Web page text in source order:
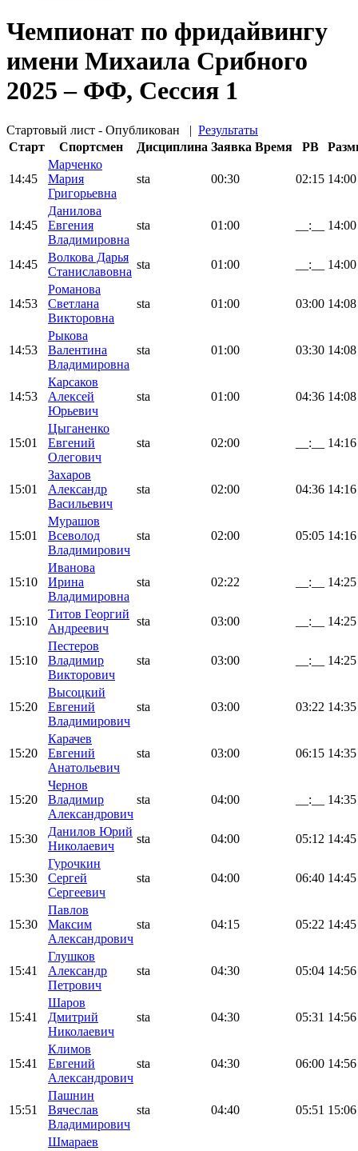
Чемпионат по фридайвингу
имени Михаила Срибного
2025 – ФФ, Сессия 1
Стартовый лист - Опубликован | Результаты
Старт
Спортсмен Дисциплина Заявка Время PB
14:45
Марченко
Мария
Григорьевна
sta 00:30 02:15 14:00
14:45
Данилова
Евгения
Владимировна
sta 01:00 __:__ 14:00
14:45
Волкова Дарья
Станиславовна
sta 01:00 __:__ 14:00
14:53
Романова
Светлана
Викторовна
sta 01:00 03:00 14:08
14:53
Рыкова
Валентина
Владимировна
sta 01:00 03:30 14:08
14:53
Карсаков
Алексей
Юрьевич
sta 01:00 04:36 14:08
15:01
Цыганенко
Евгений
Олегович
sta 02:00 __:__ 14:16
15:01
Захаров
Александр
Васильевич
sta 02:00 04:36 14:16
15:01
Мурашов
Всеволод
Владимирович
sta 02:00 05:05 14:16
15:10
Иванова
Ирина
Владимировна
sta 02:22 __:__ 14:25
15:10
Титов Георгий
Андреевич
sta 03:00 __:__ 14:25
15:10
Пестеров
Владимир
Викторович
sta 03:00 __:__ 14:25
15:20
Высоцкий
Евгений
Владимирович
sta 03:00 03:22 14:35
15:20
Карачев
Евгений
Анатольевич
sta 03:00 06:15 14:35
15:20
Чернов
Владимир
Александрович
sta 04:00 __:__ 14:35
15:30
Данилов Юрий
Николаевич
sta 04:00 05:12 14:45
15:30
Гурочкин
Сергей
Сергеевич
sta 04:00 06:40 14:45
15:30
Павлов
Максим
Александрович
sta 04:15 05:22 14:45
15:41
Глушков
Александр
Петрович
sta 04:30 05:04 14:56
15:41
Шаров
Дмитрий
Николаевич
sta 04:30 05:31 14:56
15:41
Климов
Евгений
Александрович
sta 04:30 06:00 14:56
15:51
Пашнин
Вячеслав
Владимирович
sta 04:40 05:51 15:06
Шмараев